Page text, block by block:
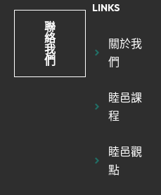
聯
絡
我
們
LINKS
關於我
們
睦邑課
程
睦邑觀
點